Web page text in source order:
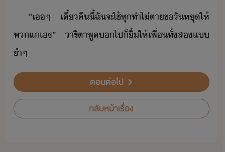
“​เ​ๆ​ ​เี๋​คืี้​ฉั​จะ​ใช้​ทุ​ท่า​ไ่​ตา​ข​ัหุ​ให้​
พ​แ​เ​”​ ​าริ​ตา​พู​​ไป​็​ิ้​ให้​เพื่​ทั้ส​แ​
ขำ​ๆ
ตอนต่อไป
กลับหน้าเรื่อง